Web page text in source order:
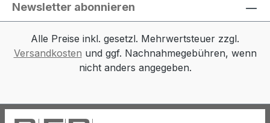
Newsletter abonnieren
Alle Preise inkl. gesetzl. Mehrwertsteuer zzgl.
Versandkosten und ggf. Nachnahmegebühren, wenn
nicht anders angegeben.